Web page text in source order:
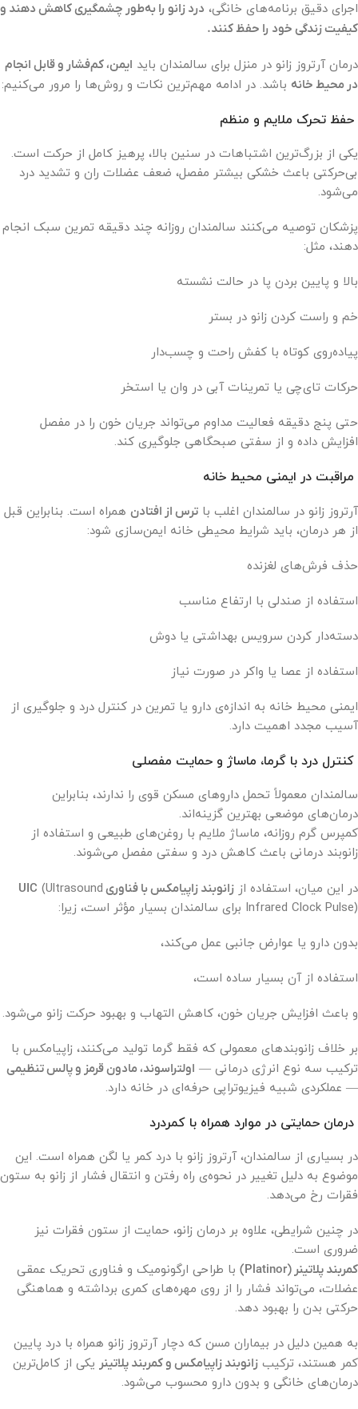
اجرای دقیق برنامه‌های خانگی، درد زانو را به‌طور چشمگیری کاهش دهند و
کیفیت زندگی خود را حفظ کنند.
درمان آرتروز زانو در منزل برای سالمندان باید ایمن، کم‌فشار و قابل انجام
در محیط خانه باشد. در ادامه مهم‌ترین نکات و روش‌ها را مرور می‌کنیم:
حفظ تحرک ملایم و منظم
یکی از بزرگ‌ترین اشتباهات در سنین بالا، پرهیز کامل از حرکت است.
بی‌حرکتی باعث خشکی بیشتر مفصل، ضعف عضلات ران و تشدید درد
می‌شود.
پزشکان توصیه می‌کنند سالمندان روزانه چند دقیقه تمرین سبک انجام
دهند، مثل:
بالا و پایین بردن پا در حالت نشسته
خم و راست کردن زانو در بستر
پیاده‌روی کوتاه با کفش راحت و چسب‌دار
حرکات تای‌چی یا تمرینات آبی در وان یا استخر
حتی پنج دقیقه فعالیت مداوم می‌تواند جریان خون را در مفصل
افزایش داده و از سفتی صبحگاهی جلوگیری کند.
مراقبت در ایمنی محیط خانه
آرتروز زانو در سالمندان اغلب با ترس از افتادن همراه است. بنابراین قبل
از هر درمان، باید شرایط محیطی خانه ایمن‌سازی شود:
حذف فرش‌های لغزنده
استفاده از صندلی با ارتفاع مناسب
دسته‌دار کردن سرویس بهداشتی یا دوش
استفاده از عصا یا واکر در صورت نیاز
ایمنی محیط خانه به اندازه‌ی دارو یا تمرین در کنترل درد و جلوگیری از
آسیب مجدد اهمیت دارد.
کنترل درد با گرما، ماساژ و حمایت مفصلی
سالمندان معمولاً تحمل داروهای مسکن قوی را ندارند، بنابراین
درمان‌های موضعی بهترین گزینه‌اند.
کمپرس گرم روزانه، ماساژ ملایم با روغن‌های طبیعی و استفاده از
زانوبند درمانی باعث کاهش درد و سفتی مفصل می‌شوند.
در این میان، استفاده از زانوبند زاپیامکس با فناوری UIC (Ultrasound
Infrared Clock Pulse) برای سالمندان بسیار مؤثر است، زیرا:
بدون دارو یا عوارض جانبی عمل می‌کند،
استفاده از آن بسیار ساده است،
و باعث افزایش جریان خون، کاهش التهاب و بهبود حرکت زانو می‌شود.
بر خلاف زانوبندهای معمولی که فقط گرما تولید می‌کنند، زاپیامکس با
ترکیب سه نوع انرژی درمانی — اولتراسوند، مادون قرمز و پالس تنظیمی
— عملکردی شبیه فیزیوتراپی حرفه‌ای در خانه دارد.
درمان حمایتی در موارد همراه با کمردرد
در بسیاری از سالمندان، آرتروز زانو با درد کمر یا لگن همراه است. این
موضوع به دلیل تغییر در نحوه‌ی راه رفتن و انتقال فشار از زانو به ستون
فقرات رخ می‌دهد.
در چنین شرایطی، علاوه بر درمان زانو، حمایت از ستون فقرات نیز
ضروری است.
کمربند پلاتینر (Platinor)
با طراحی ارگونومیک و فناوری تحریک عمقی
عضلات، می‌تواند فشار را از روی مهره‌های کمری برداشته و هماهنگی
حرکتی بدن را بهبود دهد.
به همین دلیل در بیماران مسن که دچار آرتروز زانو همراه با درد پایین
کمر هستند، ترکیب زانوبند زاپیامکس و کمربند پلاتینر یکی از کامل‌ترین
درمان‌های خانگی و بدون دارو محسوب می‌شود.